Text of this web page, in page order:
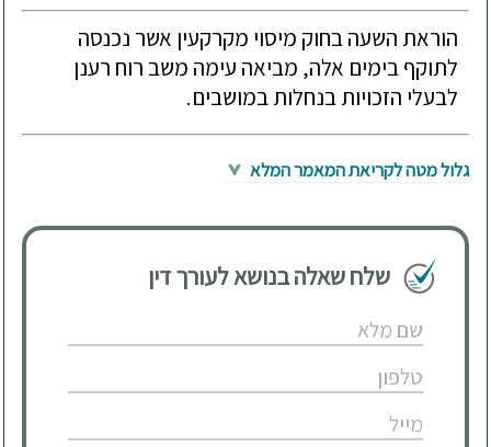
הוראת השעה בחוק מיסוי מקרקעין אשר נכנסה
לתוקף בימים אלה, מביאה עימה משב רוח רענן
לבעלי הזכויות בנחלות במושבים.
גלול מטה לקריאת המאמר המלא
שלח שאלה בנושא לעורך דין